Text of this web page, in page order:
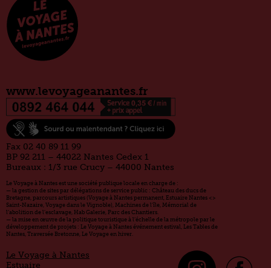
www.levoyageanantes.fr
Fax 02 40 89 11 99
BP 92 211 – 44022 Nantes Cedex 1
Bureaux : 1/3 rue Crucy – 44000 Nantes
Le Voyage à Nantes est une société publique locale en charge de :
— la gestion de sites par délégations de service public : Château des ducs de
Bretagne, parcours artistiques (Voyage à Nantes permanent, Estuaire Nantes <>
Saint-Nazaire, Voyage dans le Vignoble), Machines de l’île, Mémorial de
l’abolition de l’esclavage, Hab Galerie, Parc des Chantiers.
— la mise en œuvre de la politique touristique à l’échelle de la métropole par le
développement de projets : Le Voyage à Nantes événement estival, Les Tables de
Nantes, Traversée Bretonne, Le Voyage en hiver.
Le Voyage à Nantes
Estuaire